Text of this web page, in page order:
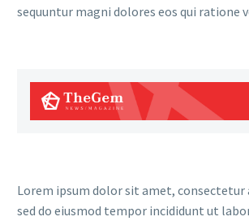
sequuntur magni dolores eos qui ratione
Lorem ipsum dolor sit amet,
sed do eiusmod tempor incididunt ut